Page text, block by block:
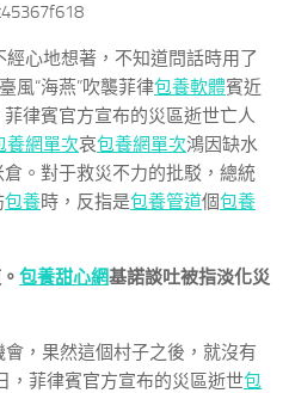
心地想著，不知道問話時用了
風“海燕”吹襲菲律包養軟體賓近
律賓官方宣布的災區逝世亡人
養網單次哀包養網單次鴻因缺水
。對于救災不力的批駁，總統
包養時，反指是包養管道個包養
包養甜心網基諾談吐被指淡化災
，果然這個村子之後，就沒有
，菲律賓官方宣布的災區逝世包